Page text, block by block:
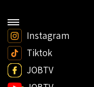
Instagram
Tiktok
JOBTV